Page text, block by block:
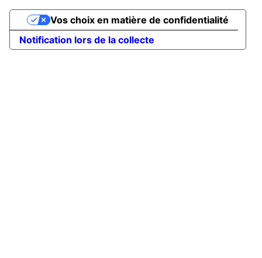
Notification lors de la collecte
Vos choix en matière de confidentialité